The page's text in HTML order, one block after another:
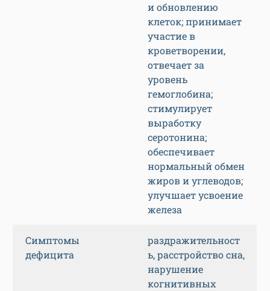
и обновлению
клеток; принимает
участие в
кроветворении,
отвечает за
уровень
гемоглобина;
стимулирует
выработку
серотонина;
обеспечивает
нормальный обмен
жиров и углеводов;
улучшает усвоение
железа
Симптомы
дефицита
раздражительност
ь, расстройство сна,
нарушение
когнитивных